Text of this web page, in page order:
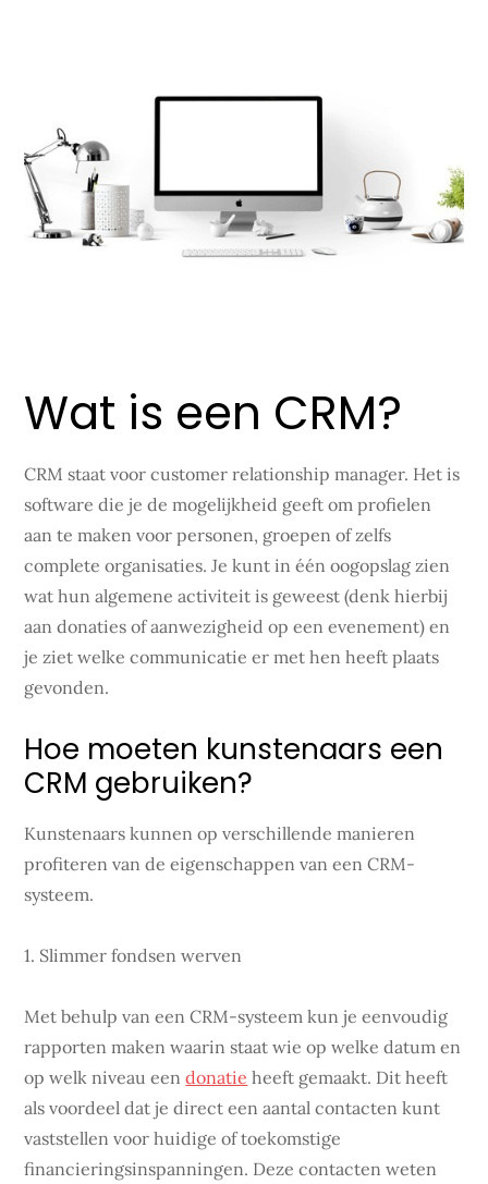
Wat is een CRM?
CRM staat voor customer relationship manager. Het is
software die je de mogelijkheid geeft om profielen
aan te maken voor personen, groepen of zelfs
complete organisaties. Je kunt in één oogopslag zien
wat hun algemene activiteit is geweest (denk hierbij
aan donaties of aanwezigheid op een evenement) en
je ziet welke communicatie er met hen heeft plaats
gevonden.
Hoe moeten kunstenaars een
CRM gebruiken?
Kunstenaars kunnen op verschillende manieren
profiteren van de eigenschappen van een CRM-
systeem.
1. Slimmer fondsen werven
Met behulp van een CRM-systeem kun je eenvoudig
rapporten maken waarin staat wie op welke datum en
op welk niveau eendonatie heeft gemaakt. Dit heeft
als voordeel dat je direct een aantal contacten kunt
vaststellen voor huidige of toekomstige
financieringsinspanningen. Deze contacten weten